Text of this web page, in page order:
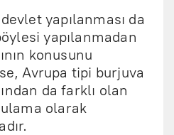
yapılanması da
yapılanmadan
konusunu
Avrupa tipi burjuva
da farklı olan
olarak